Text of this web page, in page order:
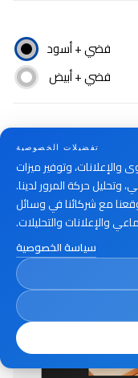
فضي + أسود
فضي + أبيض
تفضيلات الخصوصية
وتوفير ميزات
وتحليل حركة المرور لدينا.
مع شركائنا في وسائل
والإعلانات والتحليلات.
سياسة الخصوصية